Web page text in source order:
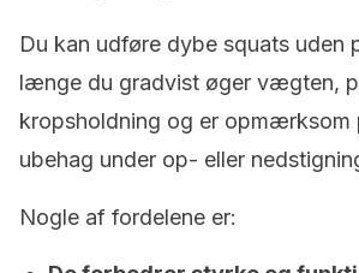
Du kan udføre dybe squats uden
længe du gradvist øger vægten,
kropsholdning og er opmærksom
ubehag under op- eller
Nogle af fordelene er: